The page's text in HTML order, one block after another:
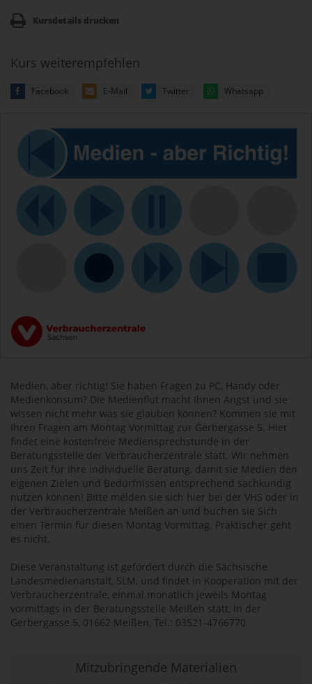
Kursdetails drucken
Kurs weiterempfehlen
Facebook E-Mail Twitter Whatsapp
Medien, aber richtig! Sie haben Fragen zu PC, Handy oder
Medienkonsum? Die Medienflut macht Ihnen Angst und sie
wissen nicht mehr was sie glauben können? Kommen sie mit
Ihren Fragen am Montag Vormittag zur Gerbergasse 5. Hier
findet eine kostenfreie Mediensprechstunde in der
Beratungsstelle der Verbraucherzentrale statt. Wir nehmen
uns Zeit für Ihre individuelle Beratung, damit sie Medien den
eigenen Zielen und Bedürfnissen entsprechend sachkundig
nutzen können! Bitte melden sie sich hier bei der VHS oder in
der Verbraucherzentrale Meißen an und buchen sie Sich
einen Termin für diesen Montag Vormittag. Praktischer geht
es nicht.
Diese Veranstaltung ist gefördert durch die Sächsische
Landesmedienanstalt, SLM, und findet in Kooperation mit der
Verbraucherzentrale, einmal monatlich jeweils Montag
vormittags in der Beratungsstelle Meißen statt, in der
Gerbergasse 5, 01662 Meißen, Tel.: 03521-4766770
Mitzubringende Materialien